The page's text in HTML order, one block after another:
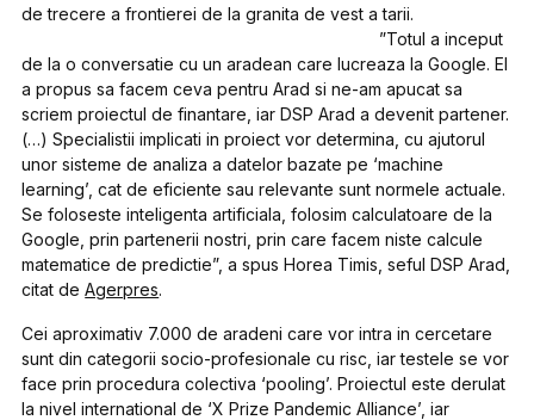
de trecere a frontierei de la granita de vest a tarii.
”Totul a inceput
de la o conversatie cu un aradean care lucreaza la Google. El
a propus sa facem ceva pentru Arad si ne-am apucat sa
scriem proiectul de finantare, iar DSP Arad a devenit partener.
(…) Specialistii implicati in proiect vor determina, cu ajutorul
unor sisteme de analiza a datelor bazate pe ‘machine
learning’, cat de eficiente sau relevante sunt normele actuale.
Se foloseste inteligenta artificiala, folosim calculatoare de la
Google, prin partenerii nostri, prin care facem niste calcule
matematice de predictie”, a spus Horea Timis, seful DSP Arad,
citat deAgerpres.
Cei aproximativ 7.000 de aradeni care vor intra in cercetare
sunt din categorii socio-profesionale cu risc, iar testele se vor
face prin procedura colectiva ‘pooling’. Proiectul este derulat
la nivel international de ‘X Prize Pandemic Alliance’, iar